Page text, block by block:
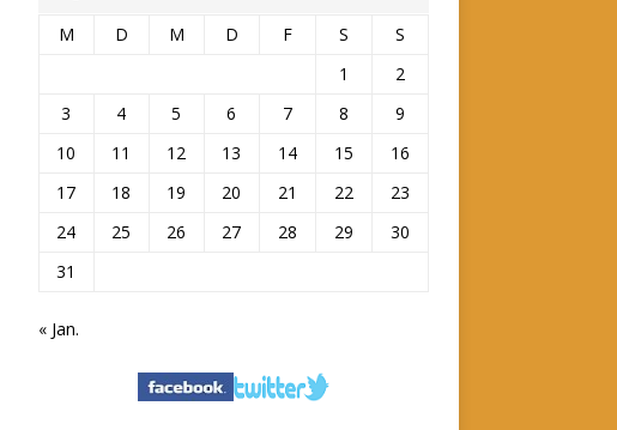
M D M D F S
S
1
2
3
4 5 6 7 8
9
10
11 12 13 14 15
16
17
18 19 20 21 22
23
24
25 26 27 28 29
30
31
« Jan.